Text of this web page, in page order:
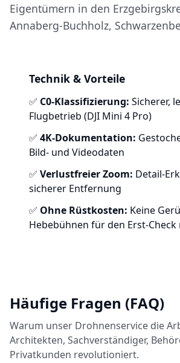
Eigentümern in den
Annaberg-Buchholz,
Technik & Vorteile
✅ C0-Klassifizierung: Sicherer,
Flugbetrieb (DJI Mini 4 Pro)
✅ 4K-Dokumentation:
Bild- und Videodaten
✅ Verlustfreier Zoom: Detail-
sicherer Entfernung
✅ Ohne Rüstkosten: Keine
Hebebühnen für den Erst-Check
Häufige Fragen (FAQ)
Warum unser Drohnenservice die
Architekten, Sachverständiger,
Privatkunden revolutioniert.